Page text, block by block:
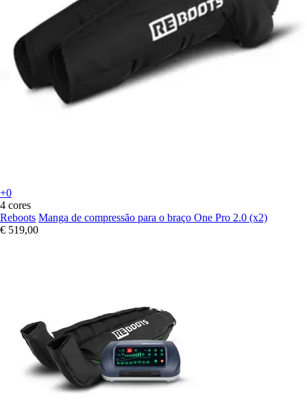
+0
4 cores
Reboots Manga de compressão para o braço One Pro 2.0 (x2)
€ 519,00